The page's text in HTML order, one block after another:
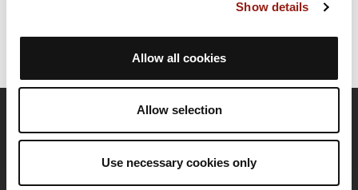
Show details
Allow all cookies
Allow selection
Use necessary cookies only
OpenRunner